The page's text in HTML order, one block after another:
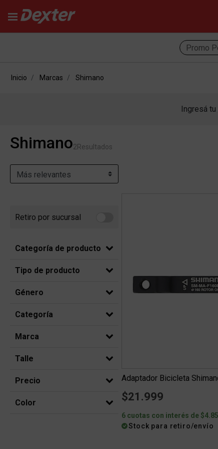
Promo
Inicio Marcas Shimano
Ingresá tu
Shimano2Resultados
Retiro por sucursal
Refine by Retiro por sucursal: Retiro por sucursal
Categoría de producto
Tipo de producto
Género
Categoría
Marca
Talle
Precio
Color
Adaptador Bicicleta
$21.999
6 cuotas con interés de
Stock para retiro/envío